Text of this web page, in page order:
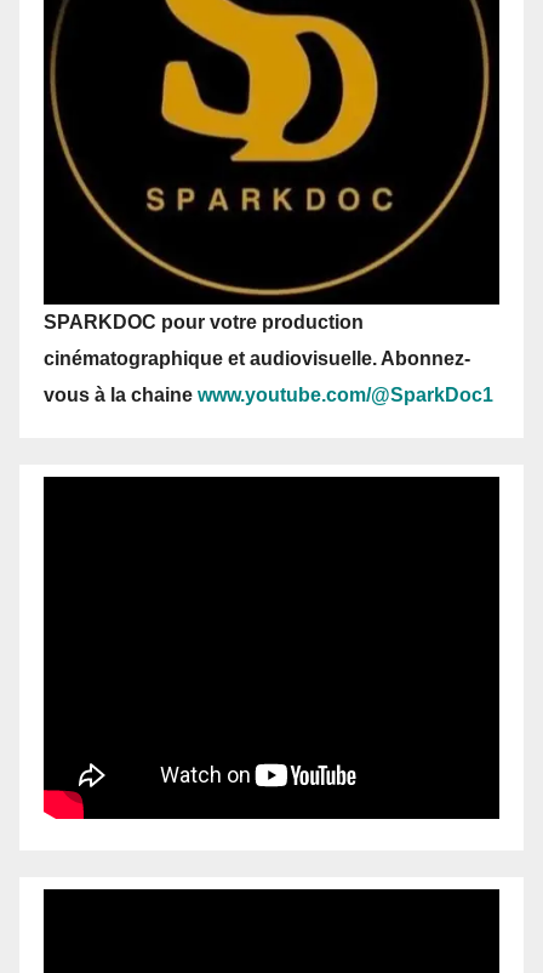
SPARKDOC pour votre production
cinématographique et audiovisuelle. Abonnez-
vous à la chaine www.youtube.com/@SparkDoc1